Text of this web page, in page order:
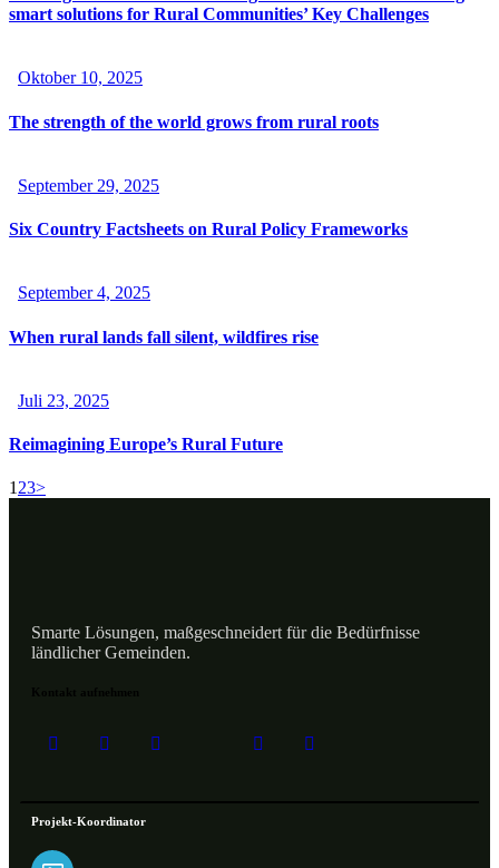
smart solutions for Rural Communities’ Key Challenges
Oktober 10, 2025
The strength of the world grows from rural roots
September 29, 2025
Six Country Factsheets on Rural Policy Frameworks
September 4, 2025
When rural lands fall silent, wildfires rise
Juli 23, 2025
Reimagining Europe’s Rural Future
1 23>
Smarte Lösungen, maßgeschneidert für die Bedürfnisse
ländlicher Gemeinden.
Projekt-Koordinator